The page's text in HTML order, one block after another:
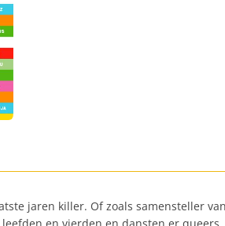
jaren killer. Of zoals samensteller